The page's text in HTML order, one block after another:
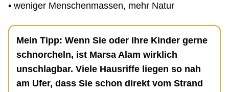
• weniger Menschenmassen, mehr Natur
Mein Tipp: Wenn Sie oder Ihre Kinder gerne
schnorcheln, ist Marsa Alam wirklich
unschlagbar. Viele Hausriffe liegen so nah
am Ufer, dass Sie schon direkt vom Strand